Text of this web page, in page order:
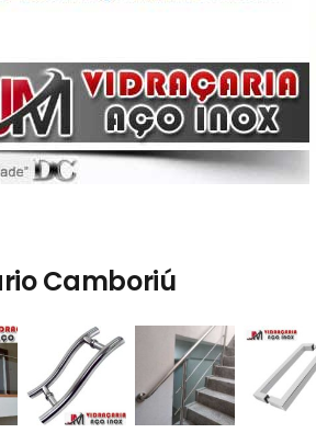
Camboriú